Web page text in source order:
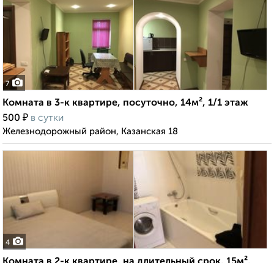
7
Комната в 3-к квартире, посуточно, 14м², 1/1 этаж
500 ₽ в сутки
Железнодорожный район, Казанская 18
4